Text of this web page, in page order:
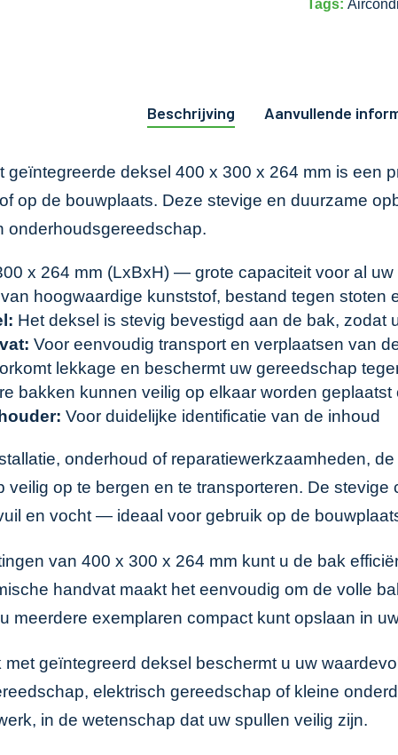
Tags:
Beschrijving Aanvullende
geïntegreerde deksel 400 x 300 x 264 mm is
op de bouwplaats. Deze stevige en duurzame
onderhoudsgereedschap.
x 264 mm (LxBxH) — grote capaciteit voor al
hoogwaardige kunststof, bestand tegen stoten
Het deksel is stevig bevestigd aan de bak, zodat
Voor eenvoudig transport en verplaatsen van
lekkage en beschermt uw gereedschap
bakken kunnen veilig op elkaar worden geplaatst
Voor duidelijke identificatie van de inhoud
onderhoud of reparatiewerkzaamheden,
veilig op te bergen en te transporteren. De
en vocht — ideaal voor gebruik op de
van 400 x 300 x 264 mm kunt u de bak
handvat maakt het eenvoudig om de volle
meerdere exemplaren compact kunt opslaan in
geïntegreerd deksel beschermt u uw
elektrisch gereedschap of kleine
in de wetenschap dat uw spullen veilig zijn.